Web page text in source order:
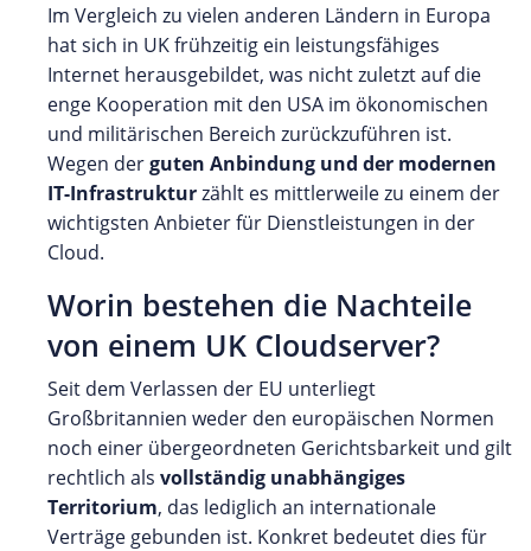
Im Vergleich zu vielen anderen Ländern in Europa
hat sich in UK frühzeitig ein leistungsfähiges
Internet herausgebildet, was nicht zuletzt auf die
enge Kooperation mit den USA im ökonomischen
und militärischen Bereich zurückzuführen ist.
Wegen derguten Anbindung und der modernen
IT-Infrastrukturzählt es mittlerweile zu einem der
wichtigsten Anbieter für Dienstleistungen in der
Cloud.
Worin bestehen die Nachteile
von einem UK Cloudserver?
Seit dem Verlassen der EU unterliegt
Großbritannien weder den europäischen Normen
noch einer übergeordneten Gerichtsbarkeit und gilt
rechtlich als vollständig unabhängiges
Territorium, das lediglich an internationale
Verträge gebunden ist. Konkret bedeutet dies für